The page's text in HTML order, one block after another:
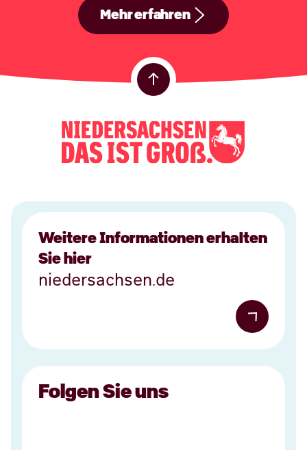
Mehr erfahren
Weitere Informationen erhalten
Sie hier
niedersachsen.de
Folgen Sie uns